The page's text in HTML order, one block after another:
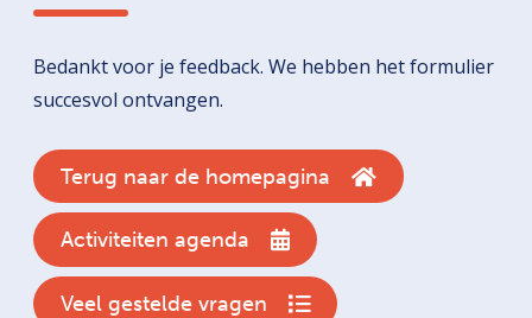
Bedankt voor je feedback. We hebben het formulier
succesvol ontvangen.
Terug naar de homepagina
Activiteiten agenda
Veel gestelde vragen